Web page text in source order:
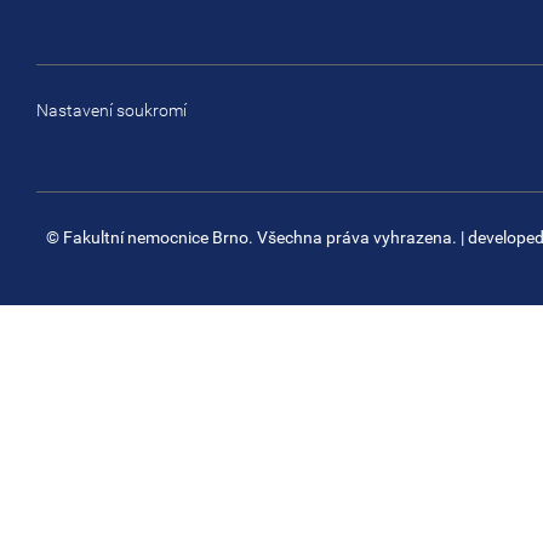
Nastavení soukromí
© Fakultní nemocnice Brno. Všechna práva vyhrazena. |